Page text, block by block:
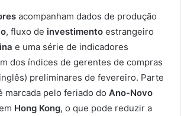
acompanham dados de produção
, fluxo de investimento estrangeiro
e uma série de indicadores
dos índices de gerentes de compras
preliminares de fevereiro. Parte
marcada pelo feriado do Ano-Novo
Hong Kong, o que pode reduzir a